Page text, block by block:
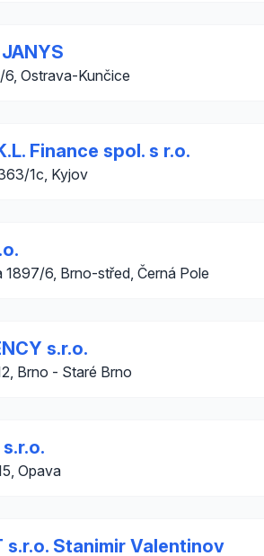
Ostrava-Kunčice
Finance spol. s r.o.
1c, Kyjov
1897/6, Brno-střed, Černá Pole
s.r.o.
Brno - Staré Brno
Opava
s.r.o. Stanimir Valentinov